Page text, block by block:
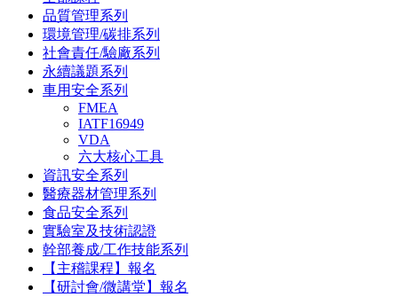
品質管理系列
環境管理/碳排系列
社會責任/驗廠系列
永續議題系列
車用安全系列
FMEA
IATF16949
VDA
六大核心工具
資訊安全系列
醫療器材管理系列
食品安全系列
實驗室及技術認證
幹部養成/工作技能系列
【主稽課程】報名
【研討會/微講堂】報名